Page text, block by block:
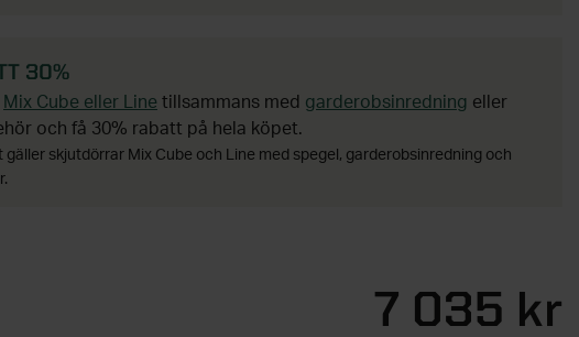
30%
Mix Cube eller Line tillsammans med garderobsinredning eller
och få 30% rabatt på hela köpet.
gäller skjutdörrar Mix Cube och Line med spegel, garderobsinredning och
7 035 kr